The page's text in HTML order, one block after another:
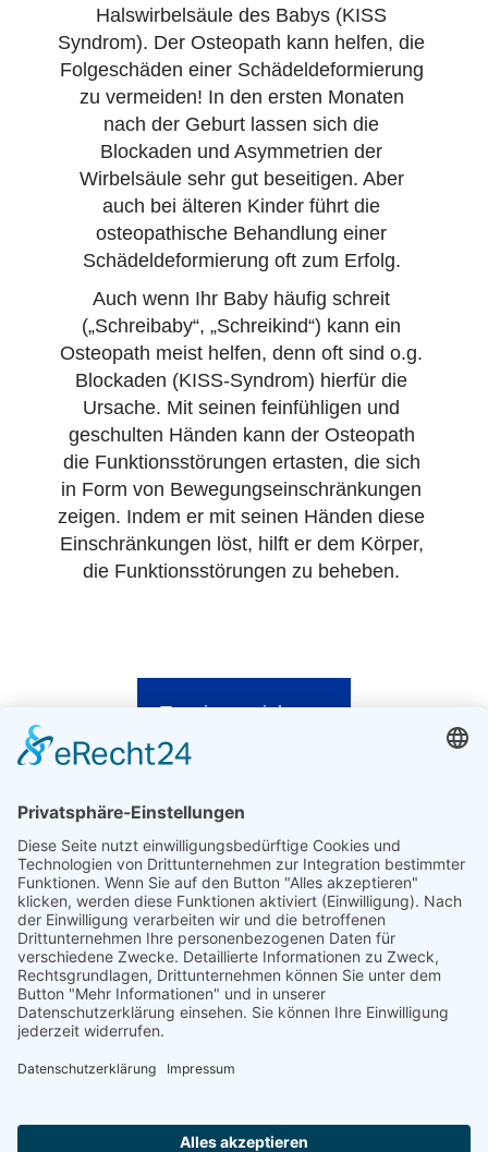
Halswirbelsäule des Babys (KISS
Syndrom). Der Osteopath kann helfen, die
Folgeschäden einer Schädeldeformierung
zu vermeiden! In den ersten Monaten
nach der Geburt lassen sich die
Blockaden und Asymmetrien der
Wirbelsäule sehr gut beseitigen. Aber
auch bei älteren Kinder führt die
osteopathische Behandlung einer
Schädeldeformierung oft zum Erfolg.
Auch wenn Ihr Baby häufig schreit
(„Schreibaby“, „Schreikind“) kann ein
Osteopath meist helfen, denn oft sind o.g.
Blockaden (KISS-Syndrom) hierfür die
Ursache. Mit seinen feinfühligen und
geschulten Händen kann der Osteopath
die Funktionsstörungen ertasten, die sich
in Form von Bewegungseinschränkungen
zeigen. Indem er mit seinen Händen diese
Einschränkungen löst, hilft er dem Körper,
die Funktionsstörungen zu beheben.
Termin vereinbaren
Webdesign
Impressum
Follow us